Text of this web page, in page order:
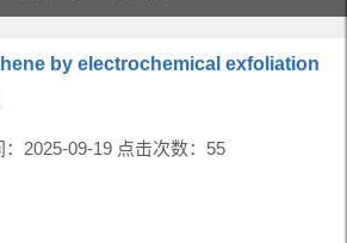
by electrochemical exfoliation
2025-09-19 点击次数： 55